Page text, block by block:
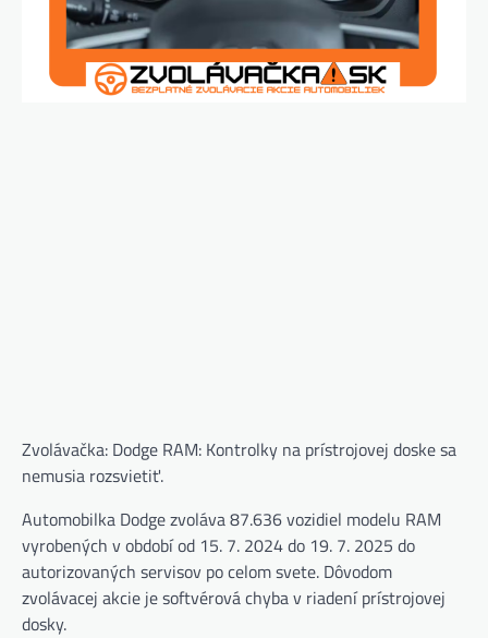
Zvolávačka: Dodge RAM: Kontrolky na prístrojovej doske sa
nemusia rozsvietiť.
Automobilka Dodge zvoláva 87.636 vozidiel modelu RAM
vyrobených v období od 15. 7. 2024 do 19. 7. 2025 do
autorizovaných servisov po celom svete. Dôvodom
zvolávacej akcie je softvérová chyba v riadení prístrojovej
dosky.